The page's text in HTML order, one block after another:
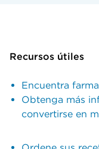
Recursos útiles
Encuentra
Obtenga más
convertirse en